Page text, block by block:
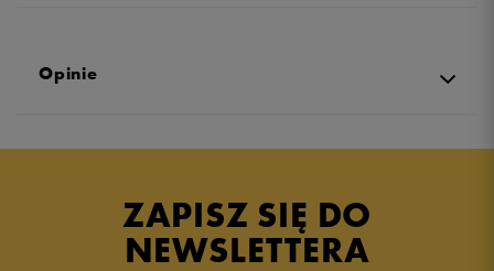
Opinie
ZAPISZ SIĘ DO
NEWSLETTERA